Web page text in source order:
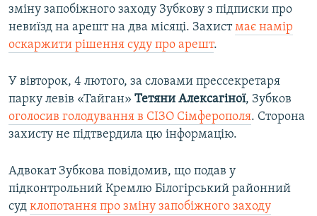
зміну запобіжного заходу Зубкову з підписки про
невиїзд на арешт на два місяці. Захистмає намір
оскаржити рішення суду про арешт.
У вівторок, 4 лютого, за словами прессекретаря
парку левів «Тайган» Тетяни Алексагіної, Зубков
оголосив голодування в СІЗО Сімферополя. Сторона
захисту не підтвердила цю інформацію.
Адвокат Зубкова повідомив, що подав у
підконтрольний Кремлю Білогірський районний
суд клопотання про зміну запобіжного заходу